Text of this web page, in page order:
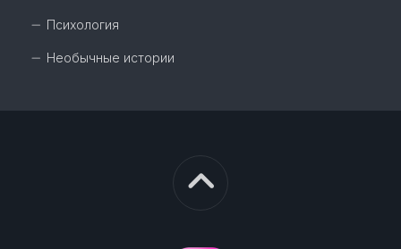
Психология
Необычные истории